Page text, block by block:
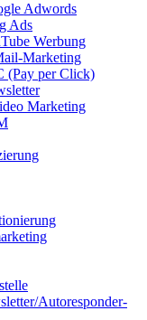
Adwords
Ads
Werbung
Marketing
(Pay per Click)
Marketing
Autoresponder-